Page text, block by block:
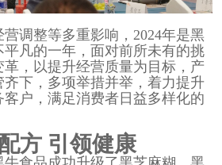
调整等多重影响，2024年是黑
凡的一年，面对前所未有的挑
，以提升经营质量为目标，产
下，多项举措并举，着力提升
户，满足消费者日益多样化的
方 引领健康